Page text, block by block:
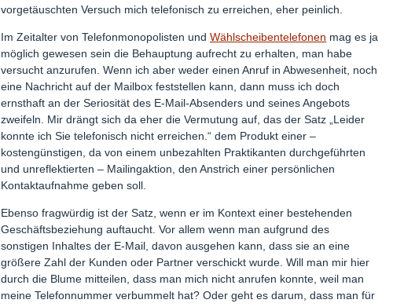
vorgetäuschten Versuch mich telefonisch zu erreichen, eher peinlich.
Im Zeitalter von Telefonmonopolisten und Wählscheibentelefonen mag es ja
möglich gewesen sein die Behauptung aufrecht zu erhalten, man habe
versucht anzurufen. Wenn ich aber weder einen Anruf in Abwesenheit, noch
eine Nachricht auf der Mailbox feststellen kann, dann muss ich doch
ernsthaft an der Seriosität des E-Mail-Absenders und seines Angebots
zweifeln. Mir drängt sich da eher die Vermutung auf, das der Satz „Leider
konnte ich Sie telefonisch nicht erreichen.“ dem Produkt einer –
kostengünstigen, da von einem unbezahlten Praktikanten durchgeführten
und unreflektierten – Mailingaktion, den Anstrich einer persönlichen
Kontaktaufnahme geben soll.
Ebenso fragwürdig ist der Satz, wenn er im Kontext einer bestehenden
Geschäftsbeziehung auftaucht. Vor allem wenn man aufgrund des
sonstigen Inhaltes der E-Mail, davon ausgehen kann, dass sie an eine
größere Zahl der Kunden oder Partner verschickt wurde. Will man mir hier
durch die Blume mitteilen, dass man mich nicht anrufen konnte, weil man
meine Telefonnummer verbummelt hat? Oder geht es darum, dass man für